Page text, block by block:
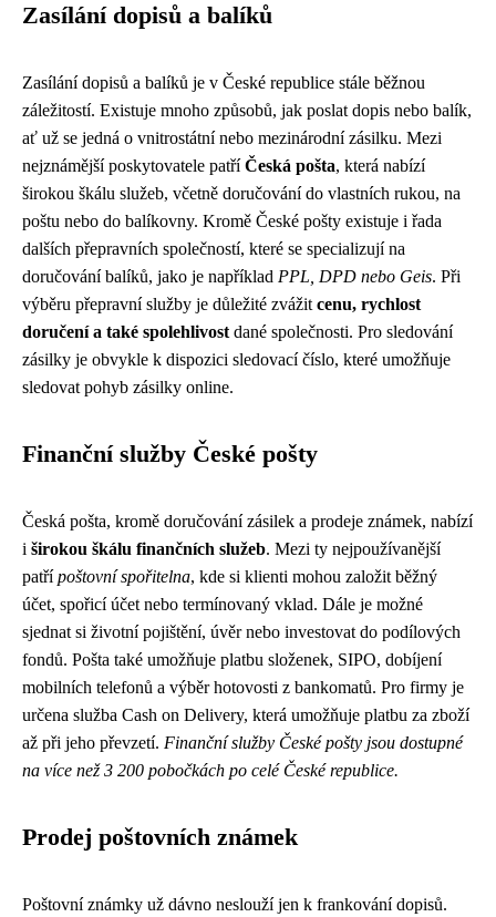
Zasílání dopisů a balíků
Zasílání dopisů a balíků je v České republice stále běžnou
záležitostí. Existuje mnoho způsobů, jak poslat dopis nebo balík,
ať už se jedná o vnitrostátní nebo mezinárodní zásilku. Mezi
nejznámější poskytovatele patříČeská pošta, která nabízí
širokou škálu služeb, včetně doručování do vlastních rukou, na
poštu nebo do balíkovny. Kromě České pošty existuje i řada
dalších přepravních společností, které se specializují na
doručování balíků, jako je například PPL, DPD nebo Geis. Při
výběru přepravní služby je důležité zvážit cenu, rychlost
doručení a také spolehlivost dané společnosti. Pro sledování
zásilky je obvykle k dispozici sledovací číslo, které umožňuje
sledovat pohyb zásilky online.
Finanční služby České pošty
Česká pošta, kromě doručování zásilek a prodeje známek, nabízí
i širokou škálu finančních služeb. Mezi ty nejpoužívanější
patřípoštovní spořitelna, kde si klienti mohou založit běžný
účet, spořicí účet nebo termínovaný vklad. Dále je možné
sjednat si životní pojištění, úvěr nebo investovat do podílových
fondů. Pošta také umožňuje platbu složenek, SIPO, dobíjení
mobilních telefonů a výběr hotovosti z bankomatů. Pro firmy je
určena služba Cash on Delivery, která umožňuje platbu za zboží
až při jeho převzetí. Finanční služby České pošty jsou dostupné
na více než 3 200 pobočkách po celé České republice.
Prodej poštovních známek
Poštovní známky už dávno neslouží jen k frankování dopisů.